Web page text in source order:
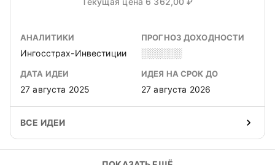
АНАЛИТИКИ
Ингосстрах-Инвестиции
ПРОГНОЗ ДОХОДНОСТИ
░░░░░░
ДАТА ИДЕИ
27 августа 2025
ИДЕЯ НА СРОК ДО
27 августа 2026
ВСЕ ИДЕИ